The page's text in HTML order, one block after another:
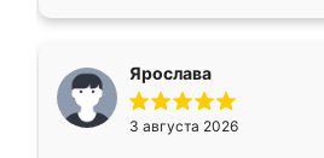
Ярослава
3 августа 2026